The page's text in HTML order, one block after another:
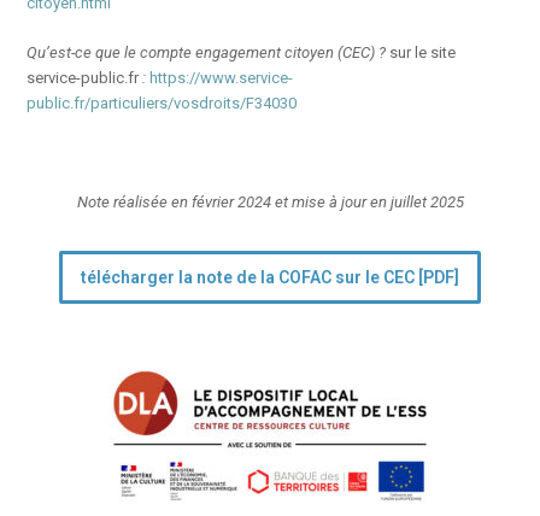
Qu’est-ce que le compte engagement citoyen (CEC) ? sur le site
service-public.fr: https://www.service-
public.fr/particuliers/vosdroits/F34030
Note réalisée en février 2024 et mise à jour en juillet 2025
télécharger la note de la COFAC sur le CEC [PDF]